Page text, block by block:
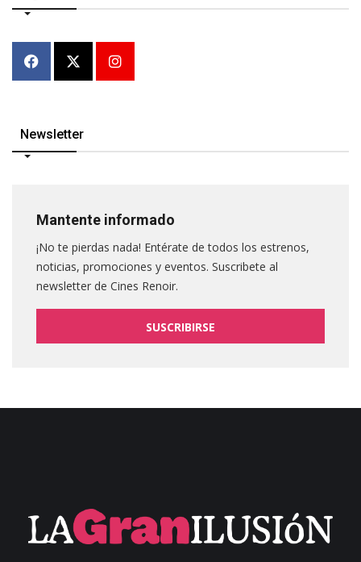
Newsletter
Mantente informado
¡No te pierdas nada! Entérate de todos los estrenos,
noticias, promociones y eventos. Suscribete al
newsletter de Cines Renoir.
SUSCRIBIRSE